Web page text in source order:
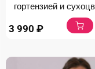
гортензией и
3 990 ₽